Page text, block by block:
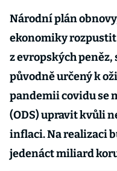
Národní plán
ekonomiky
z evropských peněz,
původně určený k
pandemii covidu se
(ODS) upravit kvůli
inflaci. Na realizaci
jedenáct miliard